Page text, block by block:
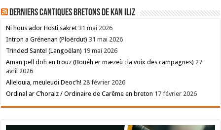
Derniers cantiques bretons de Kan Iliz
Ni hous ador Hosti sakret 31 mai 2026
Intron a Grénenan (Ploërdut) 31 mai 2026
Trinded Santel (Langoëlan) 19 mai 2026
Amañ pell doh en trouz (Bouéh er mæzeù : la voix des campagnes) 27
avril 2026
Allelouia, meuleudi Deoc’h! 28 février 2026
Ordinal ar C’horaiz / Ordinaire de Carême en breton 17 février 2026